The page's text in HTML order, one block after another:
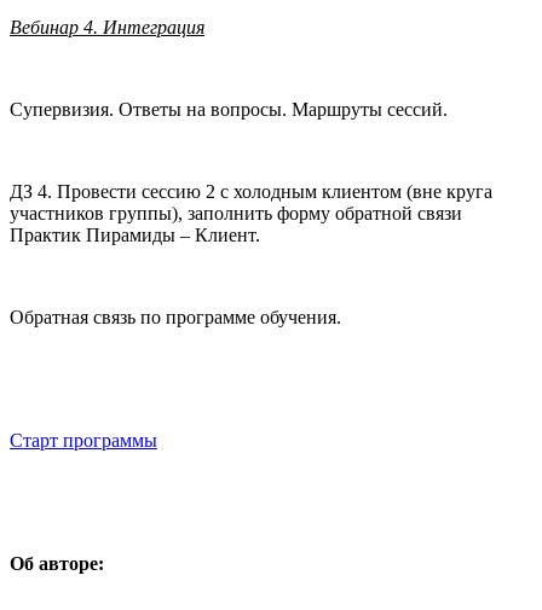
Вебинар 4. Интеграция
Супервизия. Ответы на вопросы. Маршруты сессий.
ДЗ 4. Провести сессию 2 с холодным клиентом (вне круга
участников группы), заполнить форму обратной связи
Практик Пирамиды – Клиент.
Обратная связь по программе обучения.
Старт программы
Об авторе: